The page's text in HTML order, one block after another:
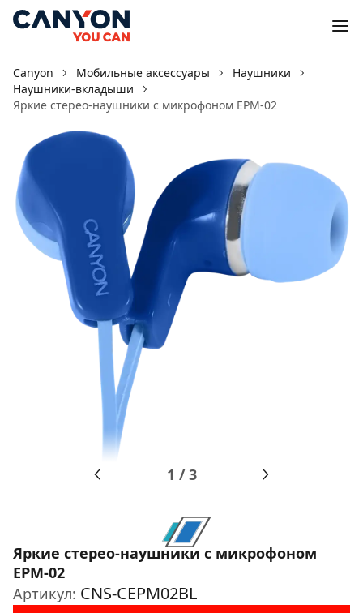
Canyon Мобильные аксессуары
Наушники
Наушники-вкладыши
Яркие стерео-наушники с микрофоном EPM-02
1 /3
Яркие стерео-наушники с микрофоном
EPM-02
Артикул: CNS-CEPM02BL